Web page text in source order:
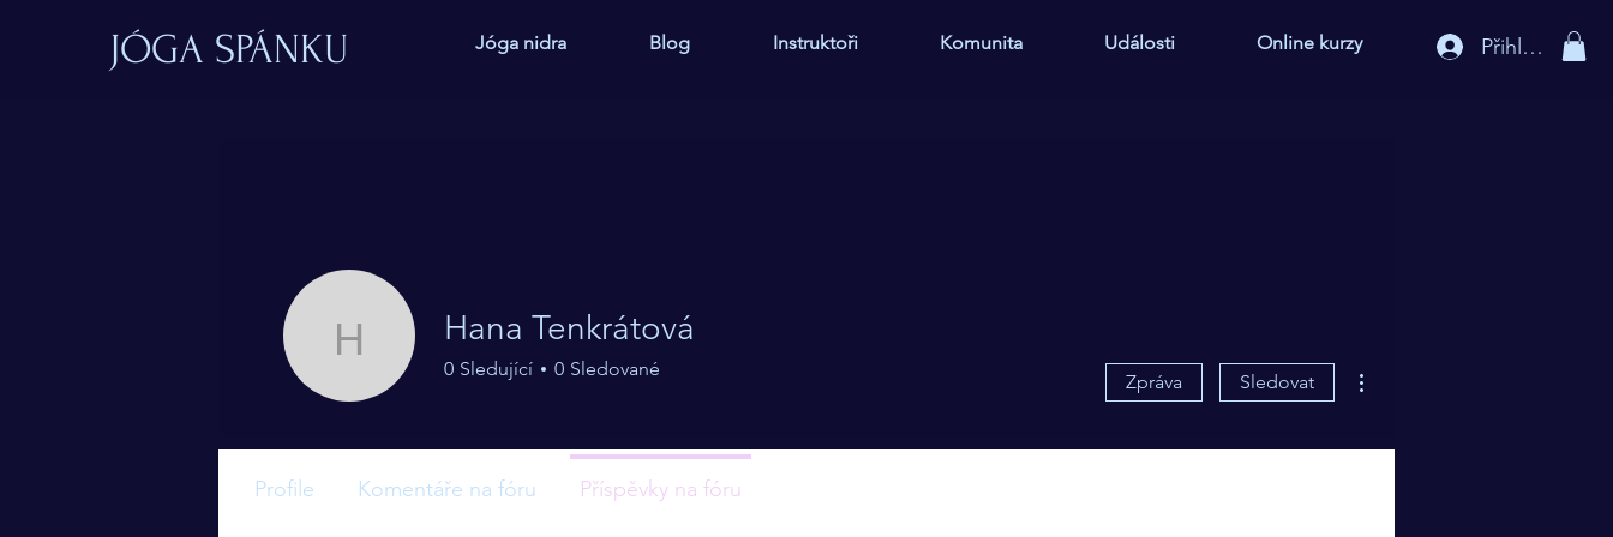
JÓGA SPÁNKU Jóga nidra Blog Instruktoři Komunita Události Online kurzy Přihlášení
Hana Tenkrátová
Hana Tenkrátová
0 Sledující 0 Sledované
Zpráva Sledovat
Profile Komentáře na fóru Příspěvky na fóru